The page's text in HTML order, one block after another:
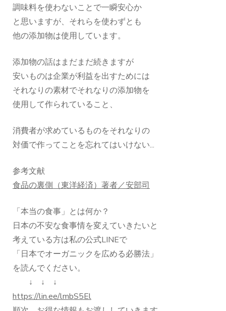
調味料を使わないことで一瞬安心か
と思いますが、それらを使わずとも
他の添加物は使用しています。
添加物の話はまだまだ続きますが
安いものは企業が利益を出すためには
それなりの素材でそれなりの添加物を
使用して作られていること、
消費者が求めているものをそれなりの
対価で作ってことを忘れてはいけない...
参考文献
食品の裏側（東洋経済）著者／安部司
「本当の食事」とは何か？
日本の不安な食事情を変えていきたいと
考えている方は私の公式LINEで
「日本でオーガニックを広める必勝法」
を読んでください。
↓ ↓ ↓
https://lin.ee/lmbS5El